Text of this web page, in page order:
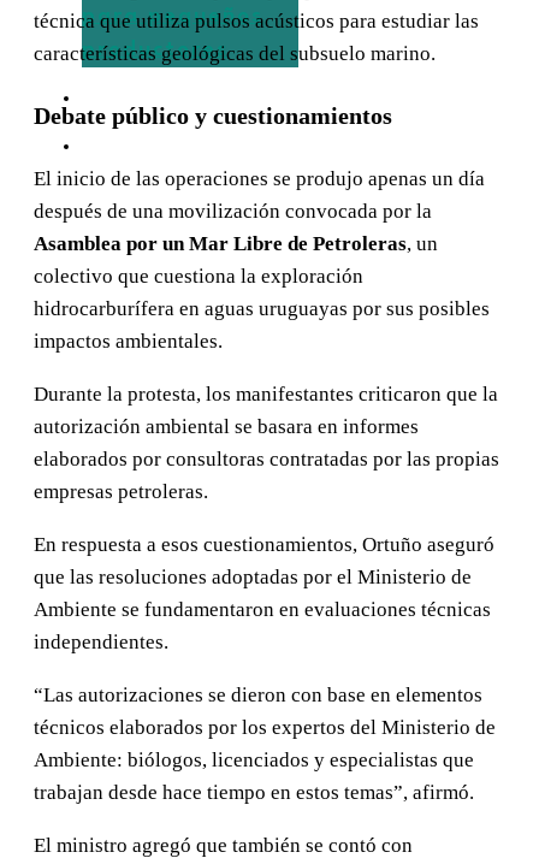
para pequeños
productores
técnica que utiliza pulsos acústicos para estudiar las
características geológicas del subsuelo marino.
Debate público y cuestionamientos
El inicio de las operaciones se produjo apenas un día
después de una movilización convocada por la
Asamblea por un Mar Libre de Petroleras, un
colectivo que cuestiona la exploración
hidrocarburífera en aguas uruguayas por sus posibles
impactos ambientales.
Durante la protesta, los manifestantes criticaron que la
autorización ambiental se basara en informes
elaborados por consultoras contratadas por las propias
empresas petroleras.
En respuesta a esos cuestionamientos, Ortuño aseguró
que las resoluciones adoptadas por el Ministerio de
Ambiente se fundamentaron en evaluaciones técnicas
independientes.
“Las autorizaciones se dieron con base en elementos
técnicos elaborados por los expertos del Ministerio de
Ambiente: biólogos, licenciados y especialistas que
trabajan desde hace tiempo en estos temas”, afirmó.
El ministro agregó que también se contó con